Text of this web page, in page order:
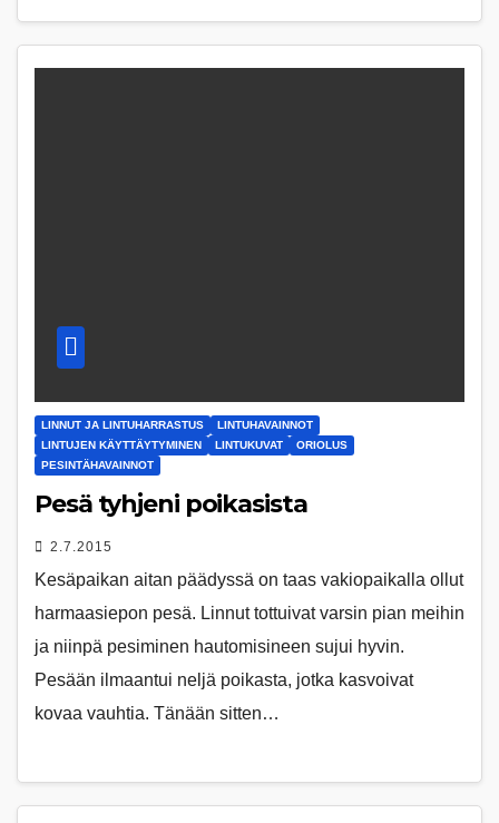
LINNUT JA LINTUHARRASTUS
LINTUHAVAINNOT
LINTUJEN KÄYTTÄYTYMINEN
LINTUKUVAT
ORIOLUS
PESINTÄHAVAINNOT
Pesä tyhjeni poikasista
2.7.2015
Kesäpaikan aitan päädyssä on taas vakiopaikalla ollut
harmaasiepon pesä. Linnut tottuivat varsin pian meihin
ja niinpä pesiminen hautomisineen sujui hyvin.
Pesään ilmaantui neljä poikasta, jotka kasvoivat
kovaa vauhtia. Tänään sitten…